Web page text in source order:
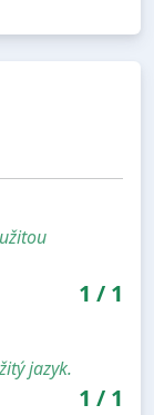
1 / 1
jazyk.
1 / 1